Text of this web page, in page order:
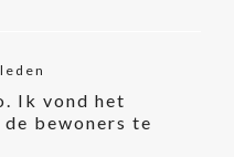
Ik vond het
bewoners te